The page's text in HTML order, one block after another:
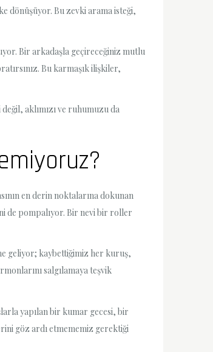
dönüşüyor. Bu zevki arama isteği,
Bir arkadaşla geçireceğiniz mutlu
Bu karmaşık ilişkiler,
aklımızı ve ruhumuzu da
en derin noktalarına dokunan
de pompalıyor. Bir nevi bir roller
geliyor; kaybettiğimiz her kuruş,
salgılamaya teşvik
yapılan bir kumar gecesi, bir
göz ardı etmememiz gerektiği